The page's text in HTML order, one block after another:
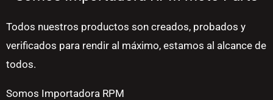
Todos nuestros productos son creados, probados y
verificados para rendir al máximo, estamos al alcance de
todos.
Somos Importadora RPM